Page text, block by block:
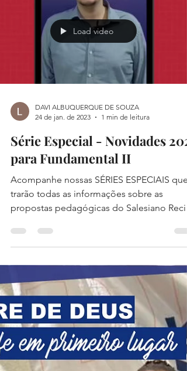
Load video
DAVI ALBUQUERQUE DE SOUZA
24 de jan. de 2023
1 min de leitura
Série Especial - Novidades
para Fundamental II
Acompanhe nossas SÉRIES ESPECIAIS que
trarão todas as informações sobre as
propostas pedagógicas do Salesiano